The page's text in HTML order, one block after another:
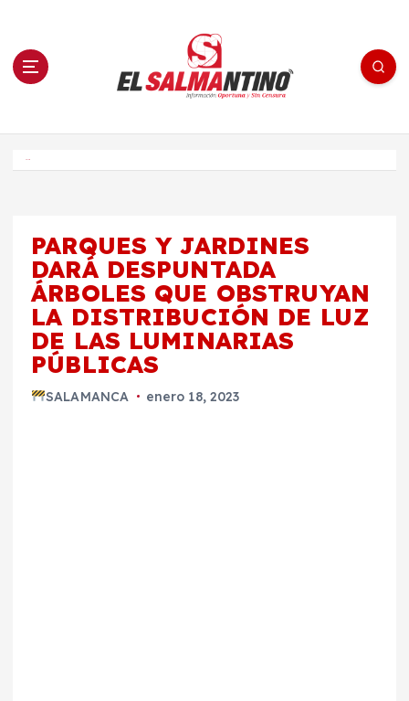
n El Salmantino - medios/noticias/editorial
PARQUES Y JARDINES
DARÁ DESPUNTADA
ÁRBOLES QUE OBSTRUYAN
LA DISTRIBUCIÓN DE LUZ
DE LAS LUMINARIAS
PÚBLICAS
SALAMANCA enero 18, 2023